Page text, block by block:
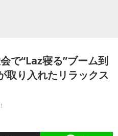
で“Laz寝る”ブーム到
取り入れたリラックス